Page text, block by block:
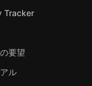
Tracker
要望
ル